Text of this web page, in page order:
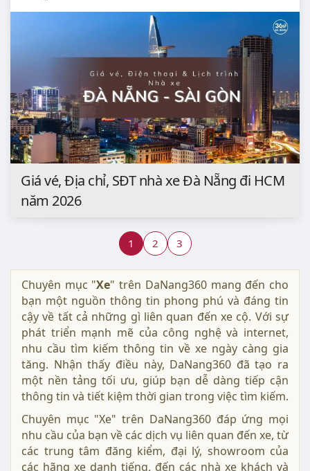
Giá vé, Địa chỉ, SĐT nhà xe Đà Nẵng đi HCM
năm 2026
1 2 3
Chuyên mục "Xe" trên DaNang360 mang đến cho
bạn một nguồn thông tin phong phú và đáng tin
cậy về tất cả những gì liên quan đến xe cộ. Với sự
phát triển mạnh mẽ của công nghệ và internet,
nhu cầu tìm kiếm thông tin về xe ngày càng gia
tăng. Nhận thấy điều này, DaNang360 đã tạo ra
một nền tảng tối ưu, giúp bạn dễ dàng tiếp cận
thông tin và tiết kiệm thời gian trong việc tìm kiếm.
Chuyên mục "Xe" trên DaNang360 đáp ứng mọi
nhu cầu của bạn về các dịch vụ liên quan đến xe, từ
các trung tâm đăng kiểm, đại lý, showroom của
các hãng xe danh tiếng, đến các nhà xe khách và